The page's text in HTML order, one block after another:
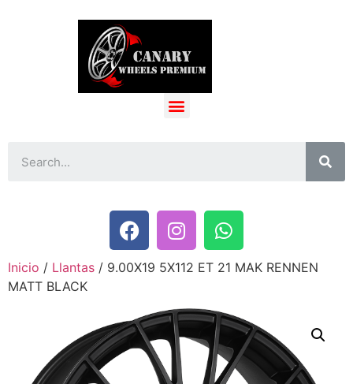
Inicio / Llantas / 9.00X19 5X112 ET 21 MAK RENNEN
MATT BLACK